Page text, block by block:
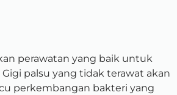
perawatan yang baik untuk
palsu yang tidak terawat akan
perkembangan bakteri yang